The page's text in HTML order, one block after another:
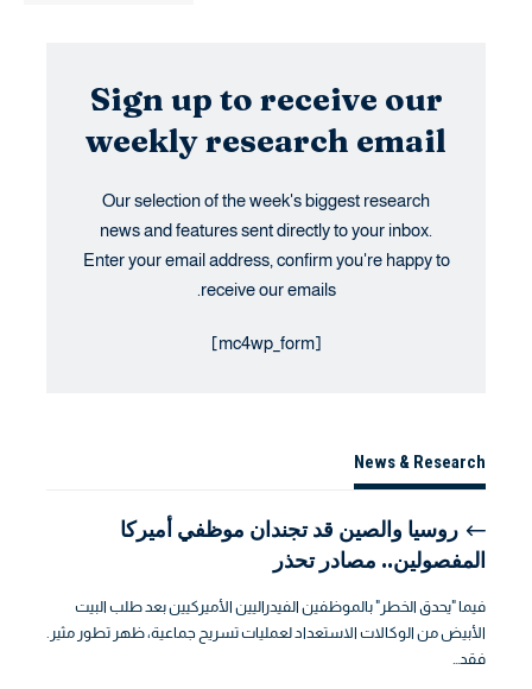
Sign up to receive our
weekly research email
Our selection of the week's biggest research
news and features sent directly to your inbox.
Enter your email address, confirm you're happy to
receive our emails.
[mc4wp_form]
News & Research
روسيا والصين قد تجندان موظفي أميركا
المفصولين.. مصادر تحذر
فيما "يحدق الخطر" بالموظفين الفيدراليين الأميركيين بعد طلب البيت
الأبيض من الوكالات الاستعداد لعمليات تسريح جماعية، ظهر تطور مثير.
فقد…